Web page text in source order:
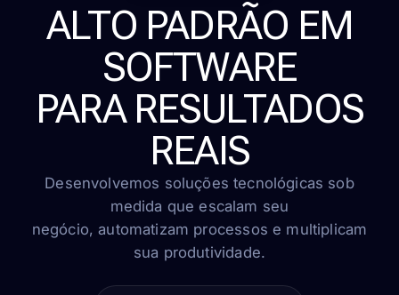
Serviços
Sobre
Clientes
Contato
ALTO PADRÃO EM
SOFTWARE
PARA RESULTADOS
REAIS
Desenvolvemos soluções tecnológicas sob
medida que escalam seu
negócio, automatizam processos e multiplicam
sua produtividade.